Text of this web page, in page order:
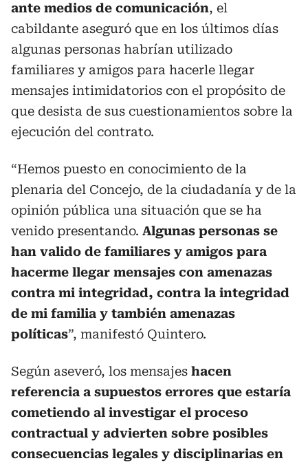
ante medios de comunicación, el
cabildante aseguró que en los últimos días
algunas personas habrían utilizado
familiares y amigos para hacerle llegar
mensajes intimidatorios con el propósito de
que desista de sus cuestionamientos sobre la
ejecución del contrato.
“Hemos puesto en conocimiento de la
plenaria del Concejo, de la ciudadanía y de la
opinión pública una situación que se ha
venido presentando. Algunas personas se
han valido de familiares y amigos para
hacerme llegar mensajes con amenazas
contra mi integridad, contra la integridad
de mi familia y también amenazas
políticas”, manifestó Quintero.
Según aseveró, los mensajes hacen
referencia a supuestos errores que estaría
cometiendo al investigar el proceso
contractual y advierten sobre posibles
consecuencias legales y disciplinarias en